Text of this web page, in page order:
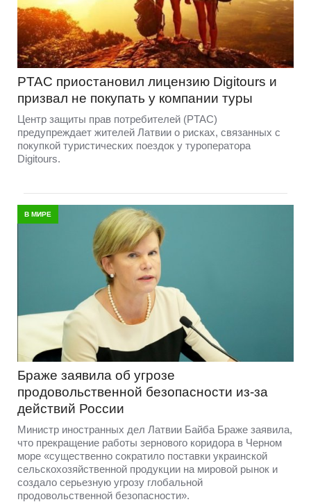
PTAC приостановил лицензию Digitours и
призвал не покупать у компании туры
Центр защиты прав потребителей (PTAC)
предупреждает жителей Латвии о рисках, связанных с
покупкой туристических поездок у туроператора
Digitours.
В МИРЕ
Браже заявила об угрозе
продовольственной безопасности из-за
действий России
Министр иностранных дел Латвии Байба Браже заявила,
что прекращение работы зернового коридора в Черном
море «существенно сократило поставки украинской
сельскохозяйственной продукции на мировой рынок и
создало серьезную угрозу глобальной
продовольственной безопасности».